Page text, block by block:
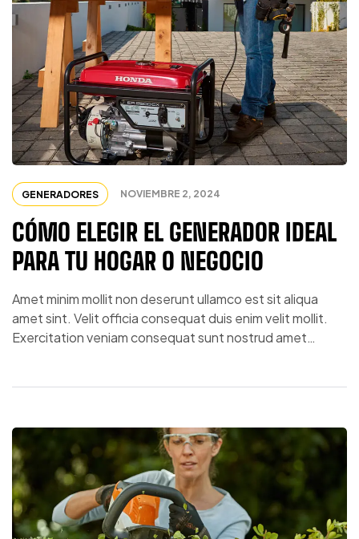
GENERADORES NOVIEMBRE 2, 2024
CÓMO ELEGIR EL GENERADOR IDEAL
PARA TU HOGAR O NEGOCIO
Amet minim mollit non deserunt ullamco est sit aliqua
amet sint. Velit officia consequat duis enim velit mollit.
Exercitation veniam consequat sunt nostrud amet…